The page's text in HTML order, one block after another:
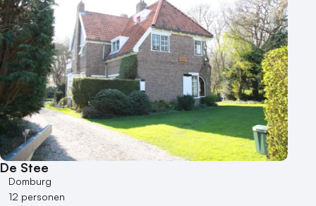
De Stee
Domburg
12 personen